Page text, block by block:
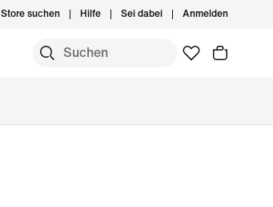
Store suchen Hilfe Sei dabei Anmelden